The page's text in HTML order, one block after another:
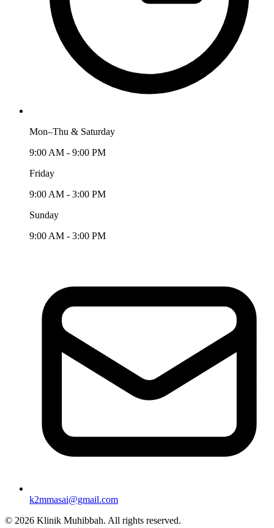
Mon–Thu & Saturday
9:00 AM - 9:00 PM
Friday
9:00 AM - 3:00 PM
Sunday
9:00 AM - 3:00 PM
k2mmasai@gmail.com
© 2026 Klinik Muhibbah. All rights reserved.